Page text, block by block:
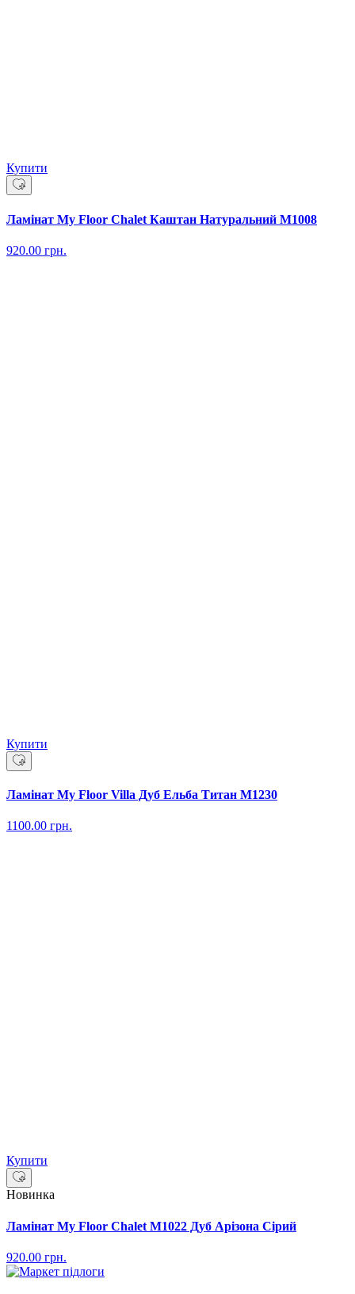
Купити
Ламінат My Floor Chalet Каштан Натуральний M1008
920.00 грн.
Купити
Ламінат My Floor Villa Дуб Ельба Титан M1230
1100.00 грн.
Купити
Новинка
Ламінат My Floor Chalet M1022 Дуб Арізона Сірий
920.00 грн.